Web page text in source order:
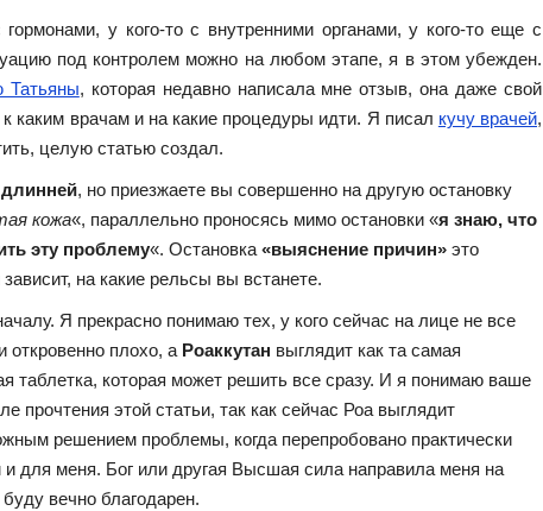
у кого-то с внутренними органами, у кого-то еще с
под контролем можно на любом этапе, я в этом убежден.
Татьяны, которая недавно написала мне отзыв, она даже свой
к каким врачам и на какие процедуры идти. Я писал кучу врачей,
целую статью создал.
длинней, но приезжаете вы совершенно на другую остановку
кожа«, параллельно проносясь мимо остановки «я знаю, что
эту проблему«. Остановка «выяснение причин» это
зависит, на какие рельсы вы встанете.
Я прекрасно понимаю тех, у кого сейчас на лице не все
откровенно плохо, а Роаккутан выглядит как та самая
таблетка, которая может решить все сразу. И я понимаю ваше
прочтения этой статьи, так как сейчас Роа выглядит
решением проблемы, когда перепробовано практически
для меня. Бог или другая Высшая сила направила меня на
вечно благодарен.